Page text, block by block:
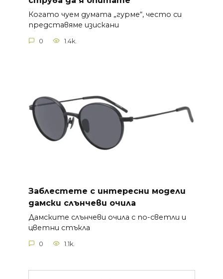
Когато чуем думата „гурме“, често си
представяме изискани
0 1.4k.
Заблестете с интересни модели
дамски слънчеви очила
Дамските слънчеви очила с по-светли и
цветни стъкла
0 1.1k.